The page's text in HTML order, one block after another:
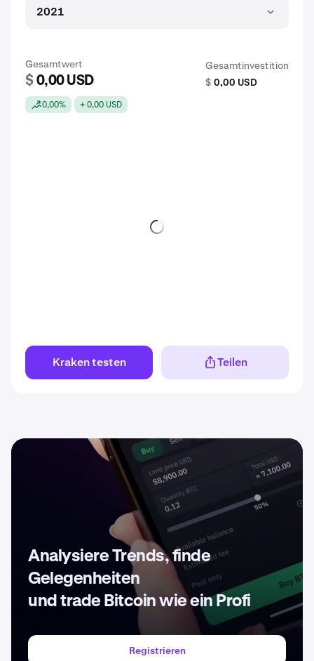
2021
Gesamtwert
$ 0,00 USD
0,00% + 0,00 USD
Gesamtinvestition
$ 0,00 USD
Kraken testen Teilen
Analysiere Trends, finde
Gelegenheiten
und trade Bitcoin wie ein Profi
Registrieren